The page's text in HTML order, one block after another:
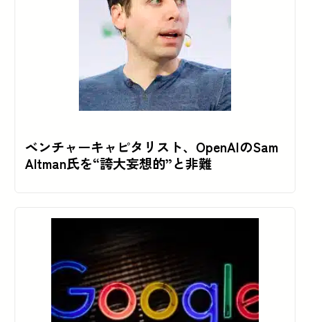
ベンチャーキャピタリスト、OpenAIのSam
Altman氏を“誇大妄想的”と非難